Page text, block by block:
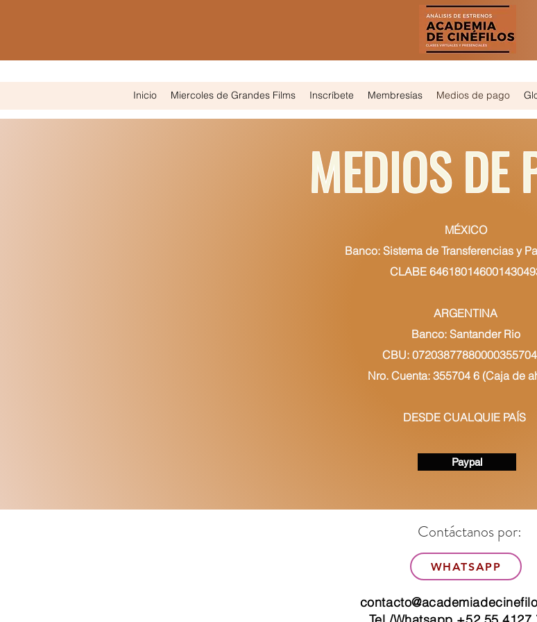
Inicio
Miercoles de Grandes Films Inscríbete Membresías Medios de pago
MEDIOS DE
MÉXICO
Banco: Sistema de Transferencias y
CLABE
ARGENTINA
Banco: Santander Rio
CBU:
Nro. Cuenta: 355704 6 (Caja de
DESDE CUALQUIE PAÍS
Paypal
Contáctanos por:
WHATSAPP